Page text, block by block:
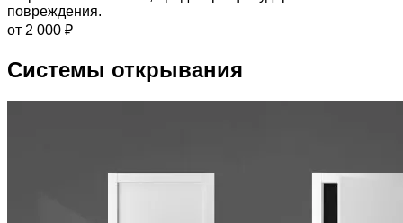
повреждения.
от 2 000 ₽
Системы открывания